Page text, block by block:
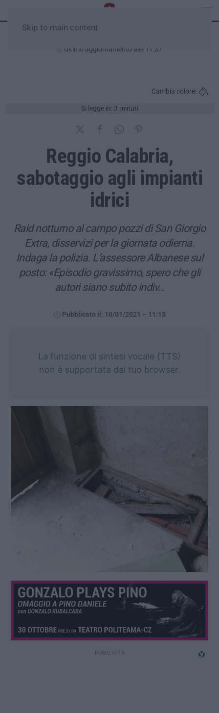
Skip to main content
Ultimo aggiornamento alle 17:37
Si legge in: 3 minuti
Cambia colore:
Reggio Calabria,
sabotaggio agli impianti
idrici
Raid notturno al campo pozzi di San Giorgio
Extra, disservizi per la giornata odierna.
Indaga la polizia. L’assessore Albanese sul
posto: «Episodio gravissimo, spero che gli
autori siano subito indiv…
Pubblicato il: 10/01/2021 – 11:15
La funzione di sintesi vocale (TTS)
non è supportata dal tuo browser.